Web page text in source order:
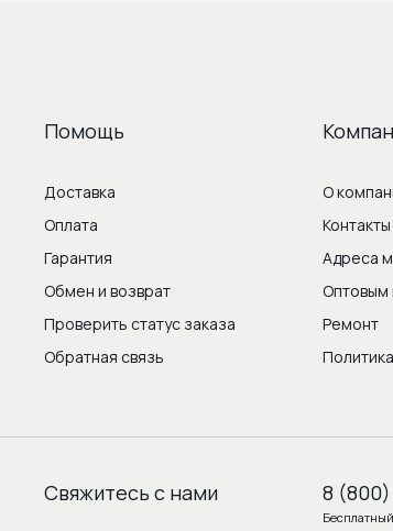
Помощь
Доставка
Оплата
Гарантия
Обмен и возврат
Проверить статус заказа
Обратная связь
О
Контакты
Адреса
Оптовым
Ремонт
Политика
Свяжитесь с нами 8 (800)